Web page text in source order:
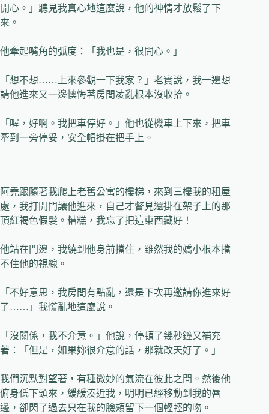
開心。」聽見我真心地這麼說，他的神情才放鬆了下
來。
他牽起嘴角的弧度：「我也是，很開心。」
「想不想……上來參觀一下我家？」老實說，我一邊想
請他進來又一邊懊悔著房間凌亂根本沒收拾。
「喔，好啊。我把車停好。」他也從機車上下來，把車
牽到一旁停妥，安全帽掛在把手上。
阿堯跟隨著我爬上老舊公寓的樓梯，來到三樓我的租屋
處，我打開門讓他進來，自己才瞥見還掛在架子上的那
頂紅褐色假髮。糟糕，我忘了把這東西藏好！
他站在門邊，我繞到他身前擋住，雖然我的嬌小根本擋
不住他的視線。
「不好意思，我房間有點亂，還是下次再邀請你進來好
了……」我慌亂地這麼說。
「沒關係，我不介意。」他說，停頓了幾秒鐘又補充
著：「但是，如果妳很介意的話，那就改天好了。」
我們沉默對望著，有種微妙的氣流在彼此之間。然後他
俯身低下頭來，緩緩湊近我，明明已經移動到我的唇
邊，卻閃了過去只在我的臉頰留下一個輕輕的吻。